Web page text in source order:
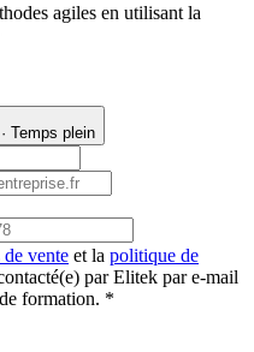
agiles en utilisant la
Temps plein
vente et la politique de
par Elitek par e-mail
formation. *